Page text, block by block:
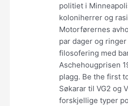
politiet i
koloniherrer og
Motorførernes
par dager og
filosofering med
Aschehougprisen
plagg. Be the first
Søkarar til VG2 og
forskjellige typer